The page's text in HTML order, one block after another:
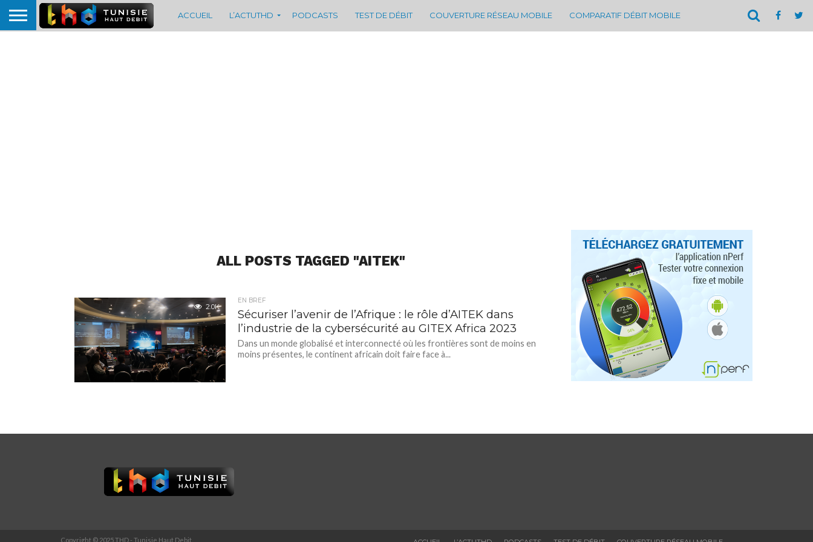
ACCUEIL L’ACTUTHD PODCASTS TEST DE DÉBIT COUVERTURE RÉSEAU MOBILE COMPARATIF DÉBIT MOBILE
ALL POSTS TAGGED "AITEK"
2.0K
EN BREF
Sécuriser l’avenir de l’Afrique : le rôle d’AITEK dans
l’industrie de la cybersécurité au GITEX Africa 2023
Dans un monde globalisé et interconnecté où les frontières sont de moins en
moins présentes, le continent africain doit faire face à...
Copyright © 2025 THD - Tunisie Haut Debit.